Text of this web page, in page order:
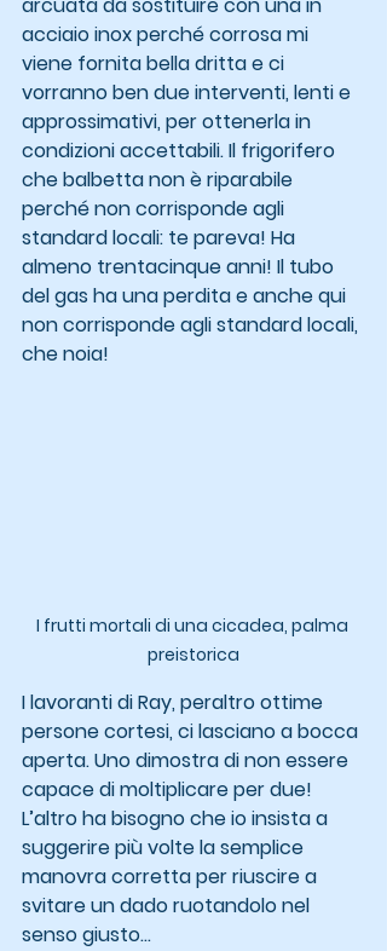
arcuata da sostituire con una in
acciaio inox perché corrosa mi
viene fornita bella dritta e ci
vorranno ben due interventi, lenti e
approssimativi, per ottenerla in
condizioni accettabili. Il frigorifero
che balbetta non è riparabile
perché non corrisponde agli
standard locali: te pareva! Ha
almeno trentacinque anni! Il tubo
del gas ha una perdita e anche qui
non corrisponde agli standard locali,
che noia!
I frutti mortali di una cicadea, palma
preistorica
I lavoranti di Ray, peraltro ottime
persone cortesi, ci lasciano a bocca
aperta. Uno dimostra di non essere
capace di moltiplicare per due!
L’altro ha bisogno che io insista a
suggerire più volte la semplice
manovra corretta per riuscire a
svitare un dado ruotandolo nel
senso giusto…